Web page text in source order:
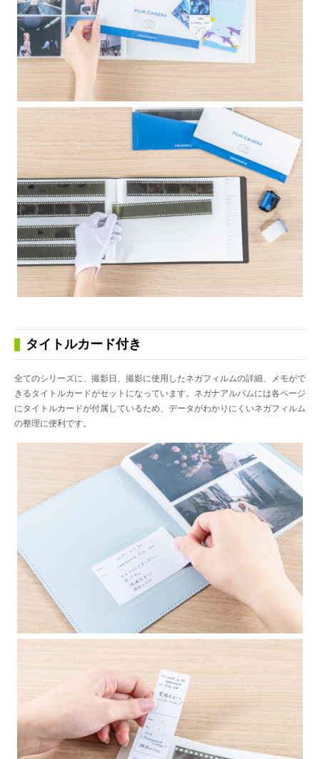
タイトルカード付き
全てのシリーズに、撮影日、撮影に使用したネガフィルムの詳細、メモがで
きるタイトルカードがセットになっています。ネガナアルバムには各ページ
にタイトルカードが付属しているため、データがわかりにくいネガフィルム
の整理に便利です。